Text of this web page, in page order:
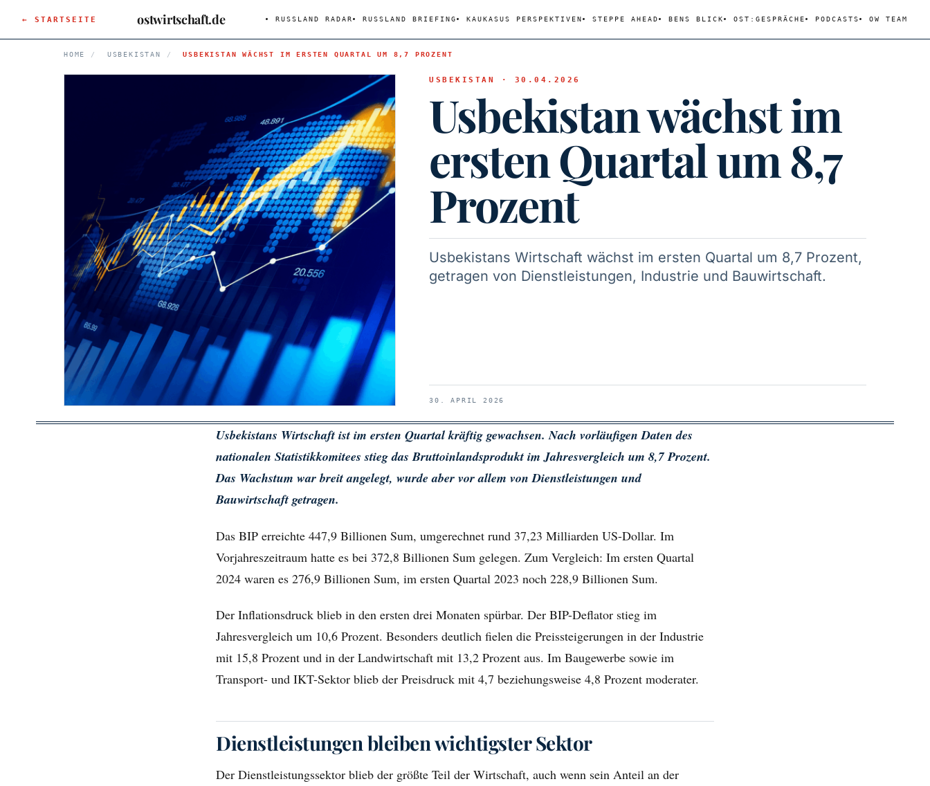
← STARTSEITE ostwirtschaft.de RUSSLAND RADAR RUSSLAND BRIEFING KAUKASUS PERSPEKTIVEN STEPPE AHEAD BENS BLICK OST:GESPRÄCHE PODCASTS OW TEAM
HOME / USBEKISTAN / USBEKISTAN WÄCHST IM ERSTEN QUARTAL UM 8,7 PROZENT
USBEKISTAN · 30.04.2026
Usbekistan wächst im
ersten Quartal um 8,7
Prozent
Usbekistans Wirtschaft wächst im ersten Quartal um 8,7 Prozent,
getragen von Dienstleistungen, Industrie und Bauwirtschaft.
30. APRIL 2026
Usbekistans Wirtschaft ist im ersten Quartal kräftig gewachsen. Nach vorläufigen Daten des
nationalen Statistikkomitees stieg das Bruttoinlandsprodukt im Jahresvergleich um 8,7 Prozent.
Das Wachstum war breit angelegt, wurde aber vor allem von Dienstleistungen und
Bauwirtschaft getragen.
Das BIP erreichte 447,9 Billionen Sum, umgerechnet rund 37,23 Milliarden US-Dollar. Im
Vorjahreszeitraum hatte es bei 372,8 Billionen Sum gelegen. Zum Vergleich: Im ersten Quartal
2024 waren es 276,9 Billionen Sum, im ersten Quartal 2023 noch 228,9 Billionen Sum.
Der Inflationsdruck blieb in den ersten drei Monaten spürbar. Der BIP-Deflator stieg im
Jahresvergleich um 10,6 Prozent. Besonders deutlich fielen die Preissteigerungen in der Industrie
mit 15,8 Prozent und in der Landwirtschaft mit 13,2 Prozent aus. Im Baugewerbe sowie im
Transport- und IKT-Sektor blieb der Preisdruck mit 4,7 beziehungsweise 4,8 Prozent moderater.
Dienstleistungen bleiben wichtigster Sektor
Der Dienstleistungssektor blieb der größte Teil der Wirtschaft, auch wenn sein Anteil an der